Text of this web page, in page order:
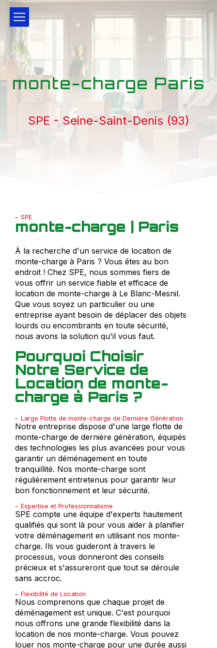
monte-charge Paris
SPE - Seine-Saint-Denis (93)
SPE
monte-charge | Paris
À la recherche d'un service de location de
monte-charge à Paris ? Vous êtes au bon
endroit ! Chez SPE, nous sommes fiers de
vous offrir un service fiable et efficace de
location de monte-charge à Le Blanc-Mesnil.
Que vous soyez un particulier ou une
entreprise ayant besoin de déplacer des objets
lourds ou encombrants en toute sécurité,
nous avons la solution qu'il vous faut.
Pourquoi Choisir
Notre Service de
Location de monte-
charge à Paris ?
Large Flotte de monte-charge de Dernière Génération
Notre entreprise dispose d'une large flotte de
monte-charge de dernière génération, équipés
des technologies les plus avancées pour vous
garantir un déménagement en toute
tranquillité. Nos monte-charge sont
régulièrement entretenus pour garantir leur
bon fonctionnement et leur sécurité.
Expertise et Professionnalisme
SPE compte une équipe d'experts hautement
qualifiés qui sont là pour vous aider à planifier
votre déménagement en utilisant nos monte-
charge. Ils vous guideront à travers le
processus, vous donneront des conseils
précieux et s'assureront que tout se déroule
sans accroc.
Flexibilité de Location
Nous comprenons que chaque projet de
déménagement est unique. C'est pourquoi
nous offrons une grande flexibilité dans la
location de nos monte-charge. Vous pouvez
louer nos monte-charge pour une durée aussi
Panneau de gestion des cookies